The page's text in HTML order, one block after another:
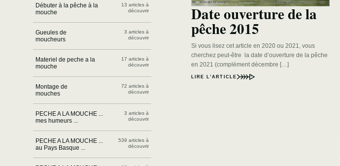
Débuter à la pêche à la
mouche
13 articles à
découvrir
Gueules de
moucheurs
3 articles à
découvrir
Materiel de peche a la
mouche
17 articles à
découvrir
Montage de
mouches
72 articles à
découvrir
PECHE A LA MOUCHE ...
mes humeurs ...
3 articles à
découvrir
PECHE A LA MOUCHE ...
au Pays Basque ...
539 articles à
découvrir
Date ouverture de la
pêche 2015
Si vous lisez cet article en 2020 ou 2021, vous
cherchez peut-être la date d’ouverture de la pêche
en 2021 (complément décembre […]
LIRE L’ARTICLE